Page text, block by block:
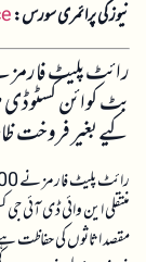
نیوز کی پرائمری سورس:
بٹ کوائن کسٹوڈی
کیے بغیر فروخت
منتقلی این وائی ڈی آئی
مقصد اثاثوں کی حفاظت